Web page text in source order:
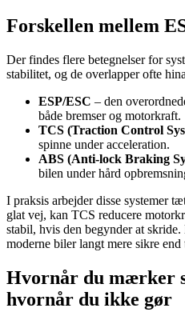
Forskellen mellem
Der findes flere betegnelser for
stabilitet, og de overlapper ofte
ESP/ESC – den
både bremser og motorkraft.
TCS (Traction Control
spinne under acceleration.
ABS (Anti-lock Braking
bilen under hård
I praksis arbejder disse systemer
glat vej, kan TCS reducere
stabil, hvis den begynder at
moderne biler langt mere sikre
Hvornår du mærker
hvornår du ikke gør